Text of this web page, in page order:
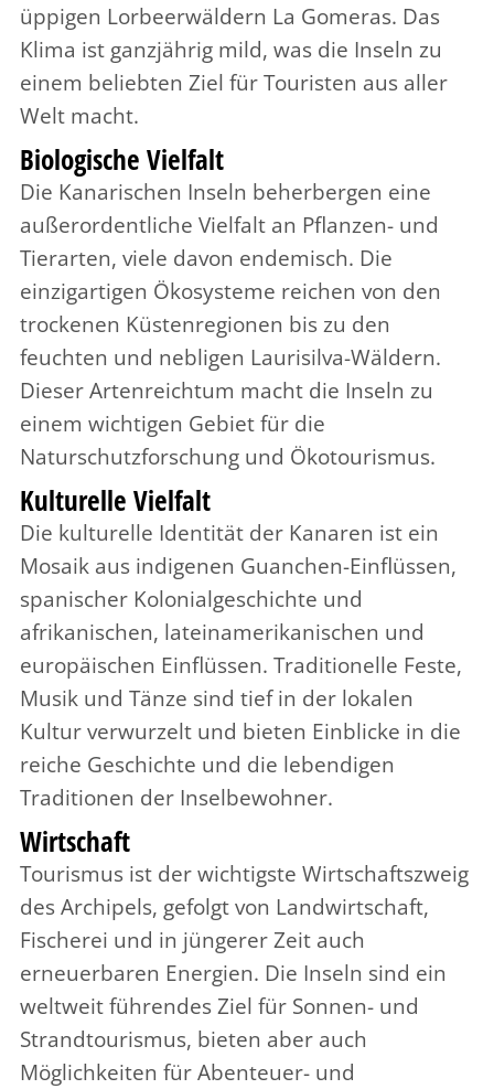
üppigen Lorbeerwäldern La Gomeras. Das
Klima ist ganzjährig mild, was die Inseln zu
einem beliebten Ziel für Touristen aus aller
Welt macht.
Biologische Vielfalt
Die Kanarischen Inseln beherbergen eine
außerordentliche Vielfalt an Pflanzen- und
Tierarten, viele davon endemisch. Die
einzigartigen Ökosysteme reichen von den
trockenen Küstenregionen bis zu den
feuchten und nebligen Laurisilva-Wäldern.
Dieser Artenreichtum macht die Inseln zu
einem wichtigen Gebiet für die
Naturschutzforschung und Ökotourismus.
Kulturelle Vielfalt
Die kulturelle Identität der Kanaren ist ein
Mosaik aus indigenen Guanchen-Einflüssen,
spanischer Kolonialgeschichte und
afrikanischen, lateinamerikanischen und
europäischen Einflüssen. Traditionelle Feste,
Musik und Tänze sind tief in der lokalen
Kultur verwurzelt und bieten Einblicke in die
reiche Geschichte und die lebendigen
Traditionen der Inselbewohner.
Wirtschaft
Tourismus ist der wichtigste Wirtschaftszweig
des Archipels, gefolgt von Landwirtschaft,
Fischerei und in jüngerer Zeit auch
erneuerbaren Energien. Die Inseln sind ein
weltweit führendes Ziel für Sonnen- und
Strandtourismus, bieten aber auch
Möglichkeiten für Abenteuer- und